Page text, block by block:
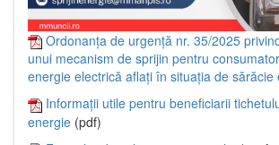
Ordonanța de urgență nr. 35/2025
unui mecanism de sprijin pentru
energie electrică aflați în situația de sărăcie
Informații utile pentru beneficiarii
energie (pdf)